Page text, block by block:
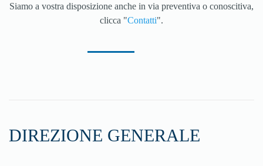
Siamo a vostra disposizione anche in via preventiva o conoscitiva,
clicca "Contatti".
DIREZIONE GENERALE